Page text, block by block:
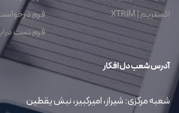
اکستریم | XTRIM
فرم
فرم تست
آدرس شعب دل افکار
شعبه مرکزی: شیراز، امیرکبیر، نبش یقطین